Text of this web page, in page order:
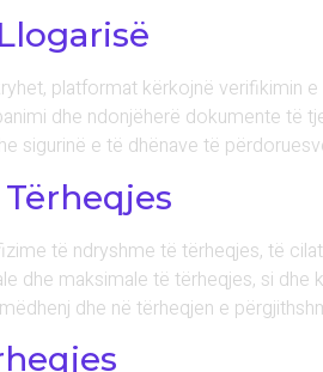
platformat kërkojnë
dhe ndonjëherë dokumente të
sigurinë e të dhënave të
të ndryshme të tërheqjes, të
dhe maksimale të tërheqjes, si
dhe në tërheqjen e